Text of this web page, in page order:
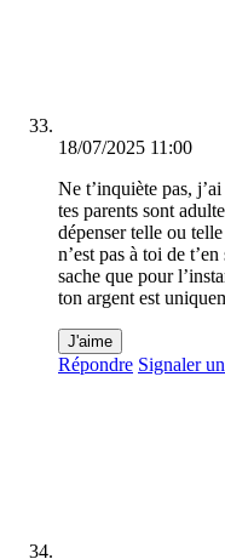
18/07/2025 11:00
Ne t’inquiète pas,
tes parents sont
dépenser telle ou
n’est pas à toi de
sache que pour
ton argent est
J'aime
Répondre Signaler